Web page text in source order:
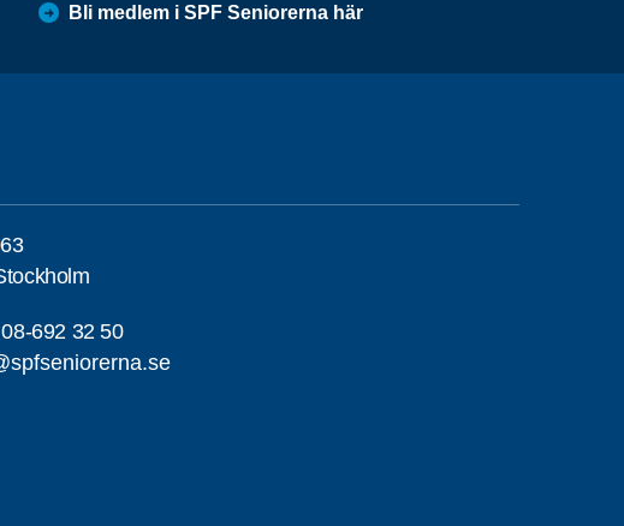
Bli medlem i SPF Seniorerna här
08-692 32 50